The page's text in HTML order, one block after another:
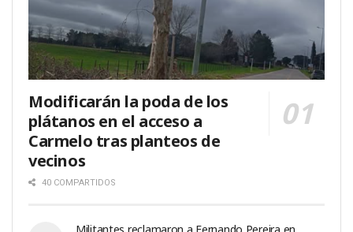
Modificarán la poda de los
plátanos en el acceso a
Carmelo tras planteos de
vecinos
40 COMPARTIDOS